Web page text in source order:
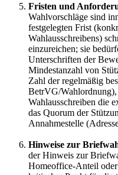
Fristen und
Wahlvorschläge sind
festgelegten Frist
Wahlausschreibens)
einzureichen; sie
Unterschriften der
Mindestanzahl von
Zahl der regelmäßig
BetrVG/
Wahlausschreiben die
das Quorum der
Annahmestelle
Hinweise zur
der Hinweis zur
Homeoffice-Anteil